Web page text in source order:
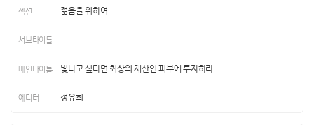
젊음을 위하여
빛나고 싶다면 최상의 재산인 피부에 투자하라
정유희